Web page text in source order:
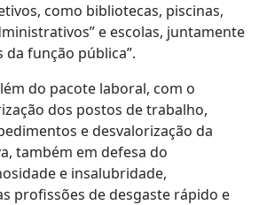
como bibliotecas, piscinas,
e escolas, juntamente
da função pública”.
do pacote laboral, com o
dos postos de trabalho,
e desvalorização da
também em defesa do
e insalubridade,
profissões de desgaste rápido e